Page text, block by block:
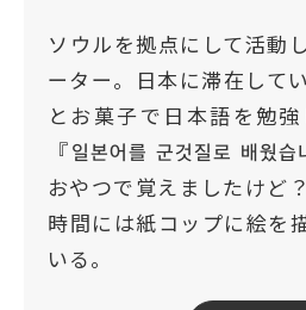
ソウルを拠点にして活動
ーター。日本に滞在して
とお菓子で日本語を勉
『일본어를 군것질로 배웠
おやつで覚えましたけど
時間には紙コップに絵を
いる。